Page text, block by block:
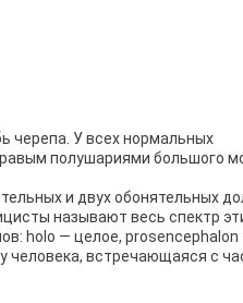
черепа. У всех нормальных
полушариями большого
и двух обонятельных
называют весь спектр
holo — целое, prosencephalon
человека, встречающаяся с